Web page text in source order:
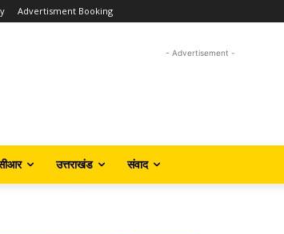
Advertisment Booking
- Advertisement -
उत्तराखंड संवाद